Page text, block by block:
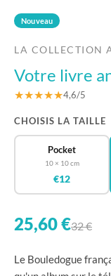
Nouveau
LA COLLECTION
Votre livre
★★★★★4,6/5
CHOISIS LA TAILLE
Pocket
10 × 10 cm
€12
25,60 €32 €
Le Bouledogue